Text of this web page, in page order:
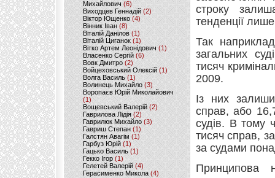
Михайлович (6)
Виходцев Геннадій (2)
Віктор Ющенко (4)
Вінник Іван (8)
Віталій Данілов (1)
Віталій Циганок (1)
Вітко Артем Леонідович(1)
Власенко Сергій (6)
Вовк Дмитро(2)
Войцеховський Олексій(1)
Волга Василь (1)
Волинець Михайло (3)
Воропаєв Юрій Миколайович
(1)
Вощевський Валерій(2)
Гаврилова Лідія (2)
Гаврилюк Михайло (3)
Гавриш Степан (1)
Галстян Авагім (1)
Гарбуз Юрій (1)
Гацько Василь (1)
Гекко Ігор(1)
Гелетей Валерій (4)
Герасименко Микола (4)
строку
тенденції
Так
загальних
тисяч
2009.
Із них
справ, або
судів. В тому
тисяч справ,
за судами
Принципова